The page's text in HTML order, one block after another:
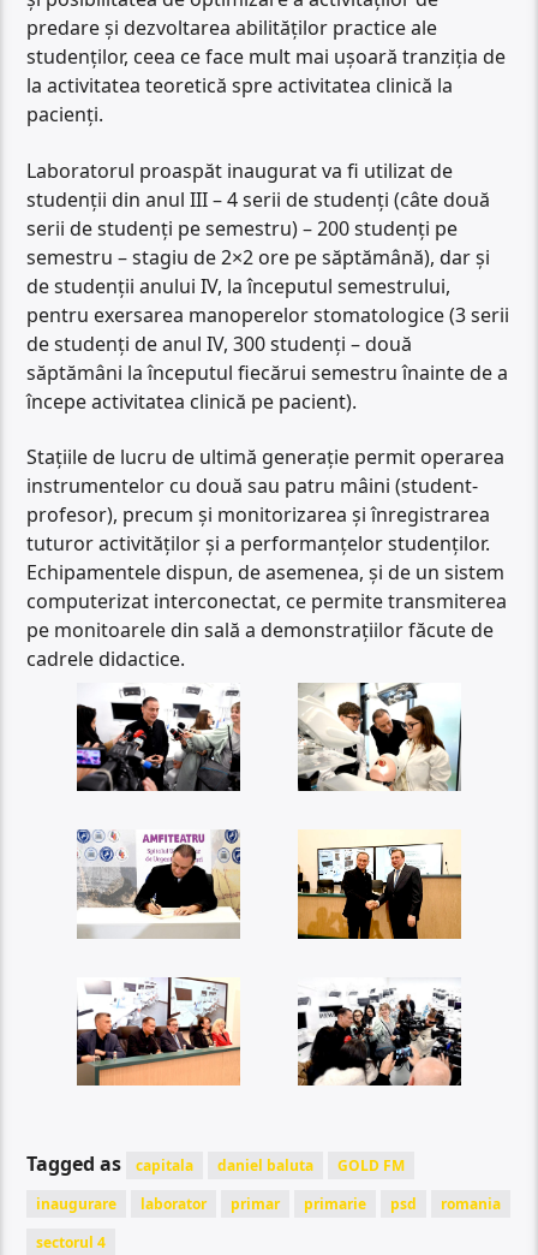
predare și dezvoltarea abilităților practice ale
studenților, ceea ce face mult mai ușoară tranziția de
la activitatea teoretică spre activitatea clinică la
pacienți.
Laboratorul proaspăt inaugurat va fi utilizat de
studenții din anul III – 4 serii de studenți (câte două
serii de studenți pe semestru) – 200 studenți pe
semestru – stagiu de 2×2 ore pe săptămână), dar și
de studenții anului IV, la începutul semestrului,
pentru exersarea manoperelor stomatologice (3 serii
de studenți de anul IV, 300 studenți – două
săptămâni la începutul fiecărui semestru înainte de a
începe activitatea clinică pe pacient).
Stațiile de lucru de ultimă generație permit operarea
instrumentelor cu două sau patru mâini (student-
profesor), precum și monitorizarea și înregistrarea
tuturor activităților și a performanțelor studenților.
Echipamentele dispun, de asemenea, și de un sistem
computerizat interconectat, ce permite transmiterea
pe monitoarele din sală a demonstrațiilor făcute de
cadrele didactice.
Tagged as capitala daniel baluta
GOLD FM
inaugurare
laborator primar primarie psd
romania
sectorul 4